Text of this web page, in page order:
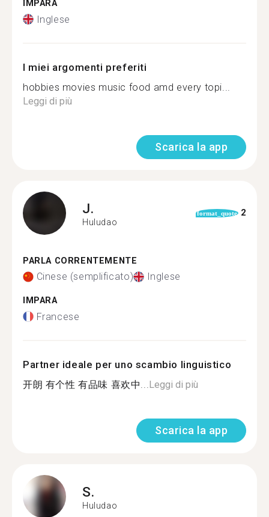
IMPARA
Inglese
I miei argomenti preferiti
hobbies movies music food amd every topi...
Leggi di più
Scarica la app
J.
Huludao
format_quote 2
PARLA CORRENTEMENTE
Cinese (semplificato) Inglese
IMPARA
Francese
Partner ideale per uno scambio linguistico
开朗 有个性 有品味 喜欢中... Leggi di più
Scarica la app
S.
Huludao